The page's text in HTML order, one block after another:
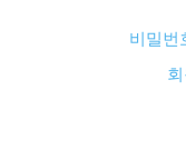
비밀번